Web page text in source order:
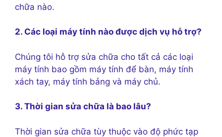
chữa nào.
2. Các loại máy tính nào được dịch vụ hỗ trợ?
Chúng tôi hỗ trợ sửa chữa cho tất cả các loại
máy tính bao gồm máy tính để bàn, máy tính
xách tay, máy tính bảng và máy chủ.
3. Thời gian sửa chữa là bao lâu?
Thời gian sửa chữa tùy thuộc vào độ phức tạp